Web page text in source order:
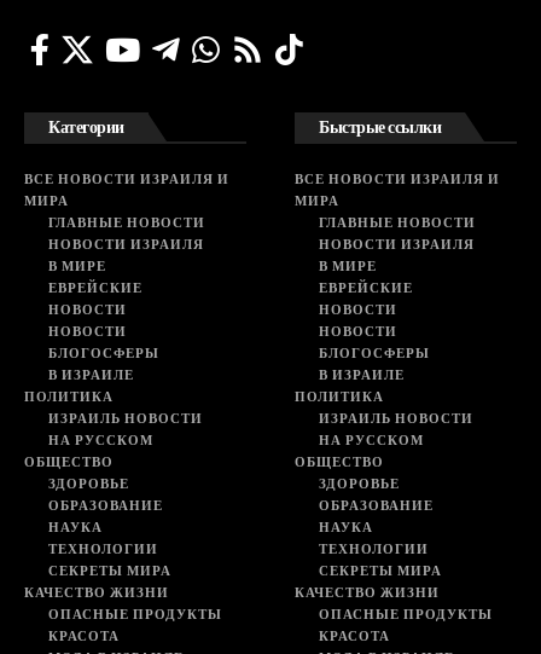
Категории
ВСЕ НОВОСТИ ИЗРАИЛЯ И
МИРА
ГЛАВНЫЕ НОВОСТИ
НОВОСТИ ИЗРАИЛЯ
В МИРЕ
ЕВРЕЙСКИЕ
НОВОСТИ
НОВОСТИ
БЛОГОСФЕРЫ
В ИЗРАИЛЕ
ПОЛИТИКА
ИЗРАИЛЬ НОВОСТИ
НА РУССКОМ
ОБЩЕСТВО
ЗДОРОВЬЕ
ОБРАЗОВАНИЕ
НАУКА
ТЕХНОЛОГИИ
СЕКРЕТЫ МИРА
КАЧЕСТВО ЖИЗНИ
ОПАСНЫЕ ПРОДУКТЫ
КРАСОТА
Быстрые ссылки
ВСЕ НОВОСТИ ИЗРАИЛЯ И
МИРА
ГЛАВНЫЕ НОВОСТИ
НОВОСТИ ИЗРАИЛЯ
В МИРЕ
ЕВРЕЙСКИЕ
НОВОСТИ
НОВОСТИ
БЛОГОСФЕРЫ
В ИЗРАИЛЕ
ПОЛИТИКА
ИЗРАИЛЬ НОВОСТИ
НА РУССКОМ
ОБЩЕСТВО
ЗДОРОВЬЕ
ОБРАЗОВАНИЕ
НАУКА
ТЕХНОЛОГИИ
СЕКРЕТЫ МИРА
КАЧЕСТВО ЖИЗНИ
ОПАСНЫЕ ПРОДУКТЫ
КРАСОТА